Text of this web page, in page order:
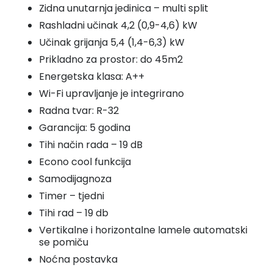
kW
MSZ-
EF42VGK(S)-
SREBRNA
količina
Zidna unutarnja jedinica – multi split
Rashladni učinak 4,2 (0,9-4,6) kW
Učinak grijanja 5,4 (1,4-6,3) kW
Prikladno za prostor: do 45m2
Energetska klasa: A++
Wi-Fi upravljanje je integrirano
Radna tvar: R-32
Garancija: 5 godina
Tihi način rada – 19 dB
Econo cool funkcija
Samodijagnoza
Timer – tjedni
Tihi rad – 19 db
Vertikalne i horizontalne lamele automatski
se pomiču
Noćna postavka